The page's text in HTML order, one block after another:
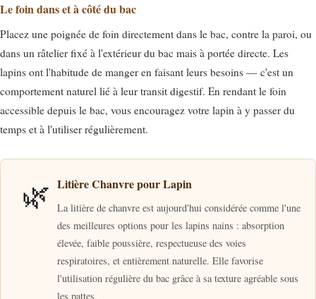
Le foin dans et à côté du bac
Placez une poignée de foin directement dans le bac, contre la paroi, ou
dans un râtelier fixé à l'extérieur du bac mais à portée directe. Les
lapins ont l'habitude de manger en faisant leurs besoins — c'est un
comportement naturel lié à leur transit digestif. En rendant le foin
accessible depuis le bac, vous encouragez votre lapin à y passer du
temps et à l'utiliser régulièrement.
🌿 Litière Chanvre pour Lapin
La litière de chanvre est aujourd'hui considérée comme l'une
des meilleures options pour les lapins nains : absorption
élevée, faible poussière, respectueuse des voies
respiratoires, et entièrement naturelle. Elle favorise
l'utilisation régulière du bac grâce à sa texture agréable sous
les pattes.